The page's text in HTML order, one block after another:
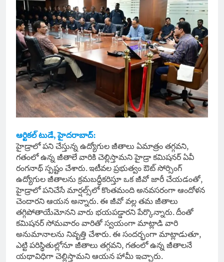
ఆర్టికల్ టుడే, హైదరాబాద్‌:
హైడ్రాలో పని చేస్తున్న ఉద్యోగుల జీతాలు ఏమాత్రం తగ్గవని,
గతంలో ఉన్న జీతాలే వారికి చెల్లిస్తామని హైడ్రా కమిషనర్ ఏవీ
రంగనాథ్ స్పష్టం చేశారు. ఇటీవల ప్రభుత్వం ఔట్ సోర్సింగ్
ఉద్యోగుల జీతాలను క్రమబద్ధీకరిస్తూ ఒక జీవో జారీ చేయడంతో,
హైడ్రాలో పనిచేసే మార్షల్స్‌లో కొంతమంది అనవసరంగా ఆందోళన
చెందారని ఆయన అన్నారు. ఈ జీవో వల్ల తమ జీతాలు
తగ్గిపోతాయేమోనని వారు భయపడ్డారని పేర్కొన్నారు. దీంతో
కమిషనర్ సోమవారం వారితో స్వయంగా మాట్లాడి వారి
అనుమానాలను నివృత్తి చేశారు. ఈ సందర్భంగా మాట్లాడుతూ,
ఎట్టి పరిస్థితుల్లోనూ జీతాలు తగ్గవని, గతంలో ఉన్న జీతాలనే
యథావిధిగా చెల్లిస్తామని ఆయన హామీ ఇచ్చారు.